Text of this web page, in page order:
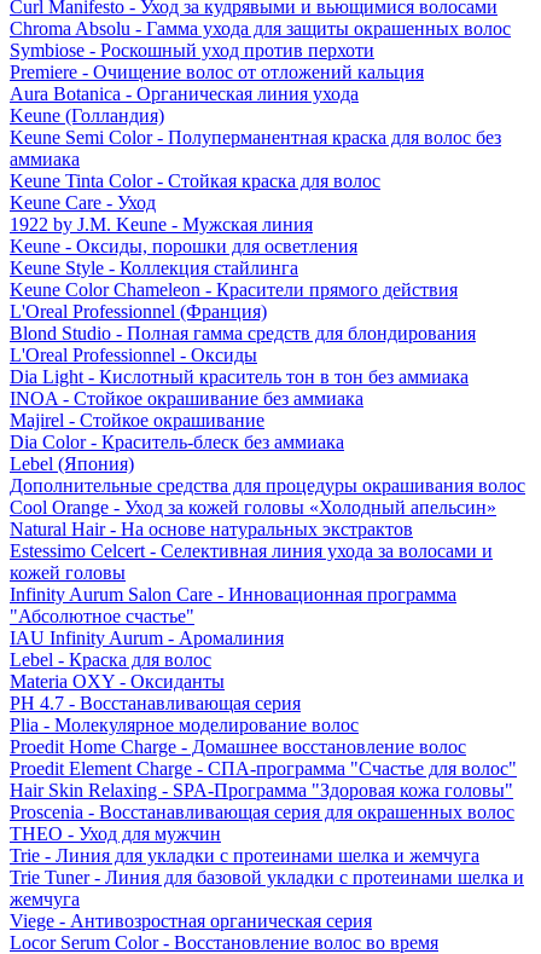
Curl Manifesto - Уход за кудрявыми и вьющимися волосами
Chroma Absolu - Гамма ухода для защиты окрашенных волос
Symbiose - Роскошный уход против перхоти
Premiere - Очищение волос от отложений кальция
Aura Botanica - Органическая линия ухода
Keune (Голландия)
Keune Semi Color - Полуперманентная краска для волос без
аммиака
Keune Tinta Color - Стойкая краска для волос
Keune Care - Уход
1922 by J.M. Keune - Мужская линия
Keune - Оксиды, порошки для осветления
Keune Style - Коллекция стайлинга
Keune Color Chameleon - Красители прямого действия
L'Oreal Professionnel (Франция)
Blond Studio - Полная гамма средств для блондирования
L'Oreal Professionnel - Оксиды
Dia Light - Кислотный краситель тон в тон без аммиака
INOA - Стойкое окрашивание без аммиака
Majirel - Стойкое окрашивание
Dia Color - Краситель-блеск без аммиака
Lebel (Япония)
Дополнительные средства для процедуры окрашивания волос
Cool Orange - Уход за кожей головы «Холодный апельсин»
Natural Hair - На основе натуральных экстрактов
Estessimo Celcert - Селективная линия ухода за волосами и
кожей головы
Infinity Aurum Salon Care - Инновационная программа
"Абсолютное счастье"
IAU Infinity Aurum - Аромалиния
Lebel - Краска для волос
Materia OXY - Оксиданты
PH 4.7 - Восстанавливающая серия
Plia - Молекулярное моделирование волос
Proedit Home Charge - Домашнее восстановление волос
Proedit Element Charge - СПА-программа "Счастье для волос"
Hair Skin Relaxing - SPA-Программа "Здоровая кожа головы"
Proscenia - Восстанавливающая серия для окрашенных волос
THEO - Уход для мужчин
Trie - Линия для укладки с протеинами шелка и жемчуга
Trie Tuner - Линия для базовой укладки с протеинами шелка и
жемчуга
Viege - Антивозростная органическая серия
Locor Serum Color - Восстановление волос во время